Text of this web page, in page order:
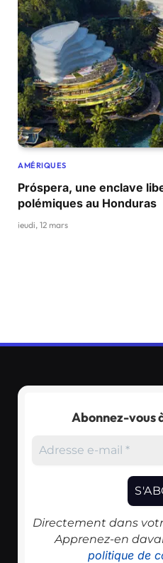
AMÉRIQUES
Próspera, une enclave
polémiques au Honduras
jeudi, 12 mars
Abonnez-vous
Directement dans
Apprenez-en
politique de